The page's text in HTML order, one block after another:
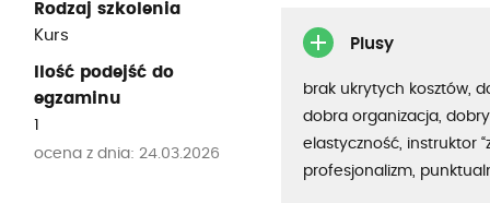
Rodzaj szkolenia
Kurs
Ilość podejść do
egzaminu
1
ocena z dnia: 24.03.2026
Plusy
brak ukrytych kosztów,
dobra organizacja,
elastyczność, instruktor
profesjonalizm,